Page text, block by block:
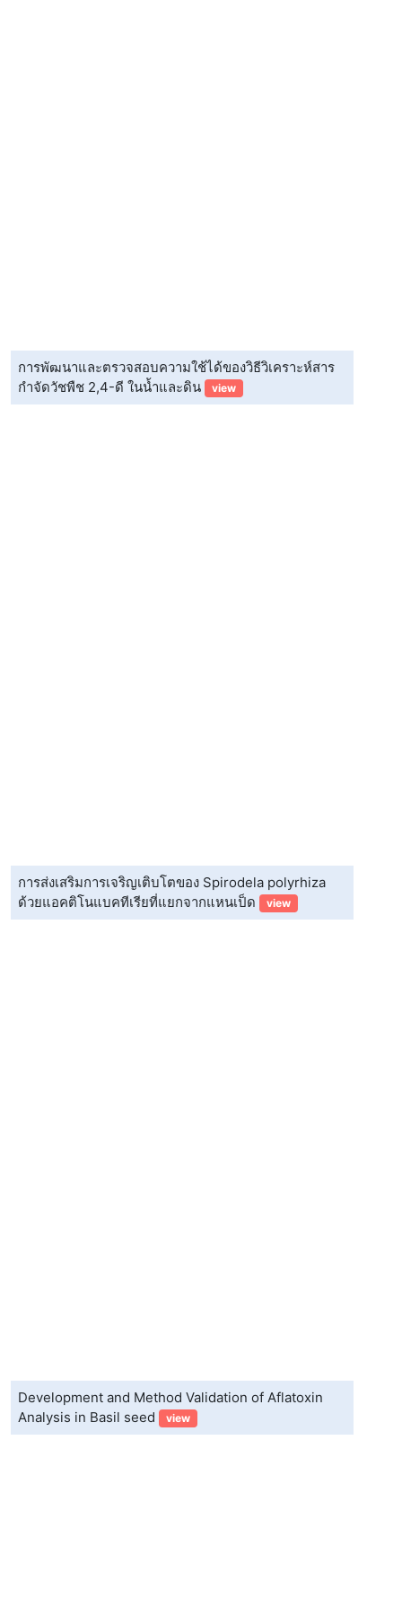
การพัฒนาและตรวจสอบความใช้ได้ของวิธีวิเคราะห์สาร
กำจัดวัชพืช 2,4-ดี ในน้ำและดิน
view
การส่งเสริมการเจริญเติบโตของ Spirodela polyrhiza
ด้วยแอคติโนแบคทีเรียที่แยกจากแหนเป็ด
view
Development and Method Validation of Aflatoxin
Analysis in Basil seed
view